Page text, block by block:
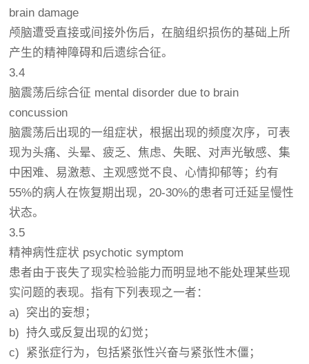
brain damage
颅脑遭受直接或间接外伤后，在脑组织损伤的基础上所
产生的精神障碍和后遗综合征。
3.4
脑震荡后综合征 mental disorder due to brain
concussion
脑震荡后出现的一组症状，根据出现的频度次序，可表
现为头痛、头晕、疲乏、焦虑、失眠、对声光敏感、集
中困难、易激惹、主观感觉不良、心情抑郁等；约有
55%的病人在恢复期出现，20-30%的患者可迁延呈慢性
状态。
3.5
精神病性症状 psychotic symptom
患者由于丧失了现实检验能力而明显地不能处理某些现
实问题的表现。指有下列表现之一者：
a) 突出的妄想；
b) 持久或反复出现的幻觉；
c) 紧张症行为，包括紧张性兴奋与紧张性木僵；